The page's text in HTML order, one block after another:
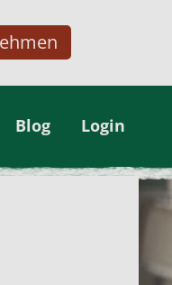
Blog Login